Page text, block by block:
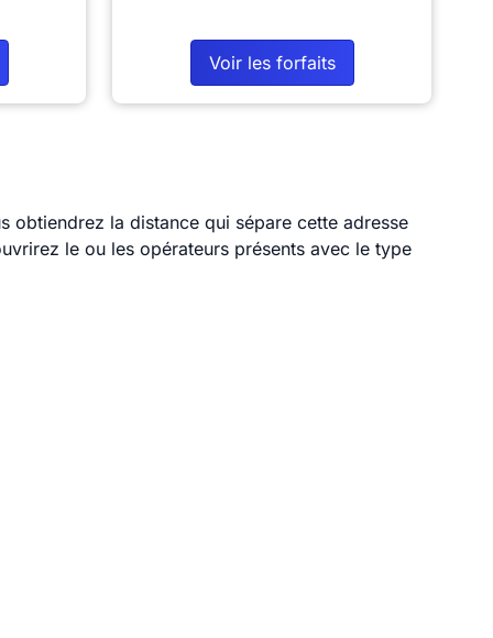
Voir les forfaits
obtiendrez la distance qui sépare cette adresse
le ou les opérateurs présents avec le type